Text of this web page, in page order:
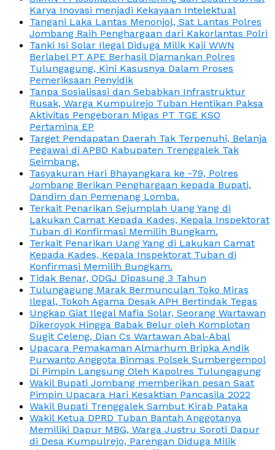
Karya Inovasi menjadi Kekayaan Intelektual
Tangani Laka Lantas Menonjol, Sat Lantas Polres
Jombang Raih Penghargaan dari Kakorlantas Polri
Tanki Isi Solar Ilegal Diduga Milik Kaji WWN
Berlabel PT APE Berhasil Diamankan Polres
Tulungagung, Kini Kasusnya Dalam Proses
Pemeriksaan Penyidik
Tanpa Sosialisasi dan Sebabkan Infrastruktur
Rusak, Warga Kumpulrejo Tuban Hentikan Paksa
Aktivitas Pengeboran Migas PT TGE KSO
Pertamina EP
Target Pendapatan Daerah Tak Terpenuhi, Belanja
Pegawai di APBD Kabupaten Trenggalek Tak
Seimbang.
Tasyakuran Hari Bhayangkara ke -79, Polres
Jombang Berikan Penghargaan kepada Bupati,
Dandim dan Pemenang Lomba.
Terkait Penarikan Sejumplah Uang Yang di
Lakukan Camat Kepada Kades, Kepala Inspektorat
Tuban di Konfirmasi Memilih Bungkam.
Terkait Penarikan Uang Yang di Lakukan Camat
Kepada Kades, Kepala Inspektorat Tuban di
Konfirmasi Memilih Bungkam.
Tidak Benar, ODGJ Dipasung 3 Tahun
Tulungagung Marak Bermunculan Toko Miras
Ilegal, Tokoh Agama Desak APH Bertindak Tegas
Ungkap Giat Ilegal Mafia Solar, Seorang Wartawan
Dikeroyok Hingga Babak Belur oleh Komplotan
Sugit Celeng, Dian Cs Wartawan Abal-Abal
Upacara Pemakaman Almarhum Bripka Andik
Purwanto Anggota Binmas Polsek Sumbergempol
Di Pimpin Langsung Oleh Kapolres Tulungagung
Wakil Bupati Jombang memberikan pesan Saat
Pimpin Upacara Hari Kesaktian Pancasila 2022
Wakil Bupati Trenggalek Sambut Kirab Pataka
Wakil Ketua DPRD Tuban Bantah Anggotanya
Memiliki Dapur MBG, Warga Justru Soroti Dapur
di Desa Kumpulrejo, Parengan Diduga Milik